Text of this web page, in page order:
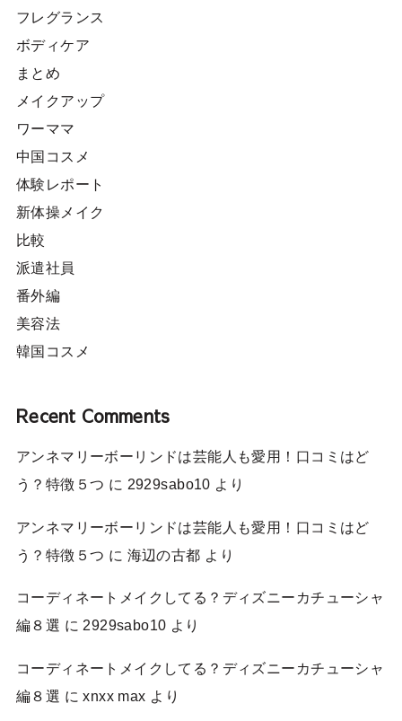
フレグランス
ボディケア
まとめ
メイクアップ
ワーママ
中国コスメ
体験レポート
新体操メイク
比較
派遣社員
番外編
美容法
韓国コスメ
Recent Comments
アンネマリーボーリンドは芸能人も愛用！口コミはど
う？特徴５つ に 2929sabo10 より
アンネマリーボーリンドは芸能人も愛用！口コミはど
う？特徴５つ に 海辺の古都 より
コーディネートメイクしてる？ディズニーカチューシャ
編８選 に 2929sabo10 より
コーディネートメイクしてる？ディズニーカチューシャ
編８選 にxnxx max より